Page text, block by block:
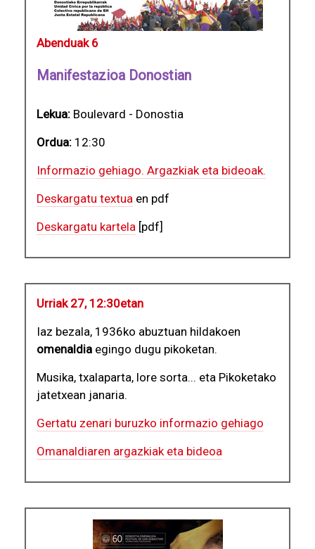
Abenduak 6
Manifestazioa Donostian
Lekua: Boulevard - Donostia
Ordua: 12:30
Informazio gehiago. Argazkiak eta bideoak.
Deskargatu textua en pdf
Deskargatu kartela [pdf]
Urriak 27, 12:30etan
Iaz bezala, 1936ko abuztuan hildakoen
omenaldia egingo dugu pikoketan.
Musika, txalaparta, lore sorta... eta Pikoketako
jatetxean janaria.
Gertatu zenari buruzko informazio gehiago
Omanaldiaren argazkiak eta bideoa